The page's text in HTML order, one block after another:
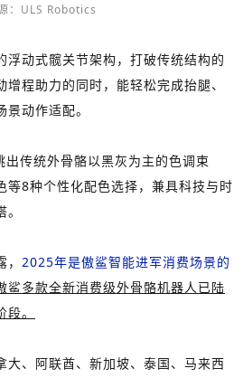
：ULS Robotics
浮动式髋关节架构，打破传统结构的
程助力的同时，能轻松完成抬腿、
动作适配。
传统外骨骼以黑灰为主的色调束
等8种个性化配色选择，兼具科技与时
2025年是傲鲨智能进军消费场景的
鲨多款全新消费级外骨骼机器人已陆
。
大、阿联酋、新加坡、泰国、马来西